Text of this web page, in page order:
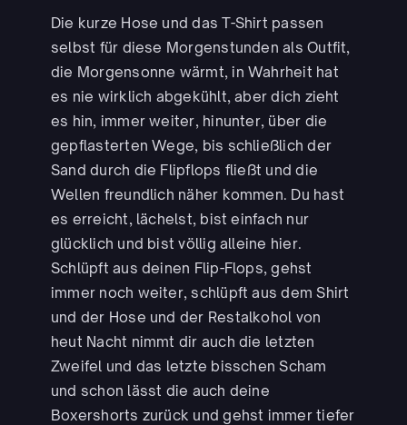
Die kurze Hose und das T-Shirt passen
selbst für diese Morgenstunden als Outfit,
die Morgensonne wärmt, in Wahrheit hat
es nie wirklich abgekühlt, aber dich zieht
es hin, immer weiter, hinunter, über die
gepflasterten Wege, bis schließlich der
Sand durch die Flipflops fließt und die
Wellen freundlich näher kommen. Du hast
es erreicht, lächelst, bist einfach nur
glücklich und bist völlig alleine hier.
Schlüpft aus deinen Flip-Flops, gehst
immer noch weiter, schlüpft aus dem Shirt
und der Hose und der Restalkohol von
heut Nacht nimmt dir auch die letzten
Zweifel und das letzte bisschen Scham
und schon lässt die auch deine
Boxershorts zurück und gehst immer tiefer